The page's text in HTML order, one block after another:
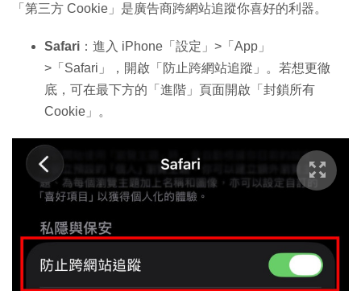
「第三方 Cookie」是廣告商跨網站追蹤你喜好的利器。
Safari ：進入 iPhone「設定」>「App」
>「Safari」，開啟「防止跨網站追蹤」。若想更徹
底，可在最下方的「進階」頁面開啟「封鎖所有
Cookie」。